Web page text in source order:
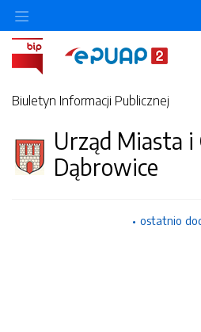
Biuletyn Informacji Publicznej
Urząd Miasta i
Dąbrowice
ostatnio